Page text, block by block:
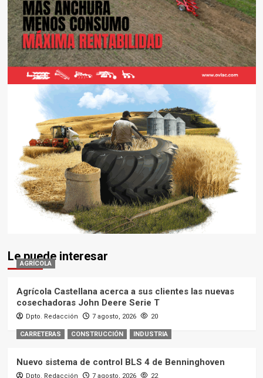
Le puede interesar
AGRÍCOLA
Agrícola Castellana acerca a sus clientes las nuevas
cosechadoras John Deere Serie T
Dpto. Redacción 7 agosto, 2026 20
CARRETERAS CONSTRUCCIÓN INDUSTRIA
Nuevo sistema de control BLS 4 de Benninghoven
Dpto. Redacción 7 agosto, 2026 22